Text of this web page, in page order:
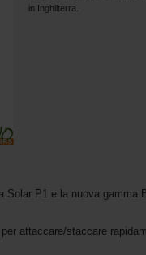
in Inghilterra.
Solar P1 e la nuova gamma
attaccare/staccare